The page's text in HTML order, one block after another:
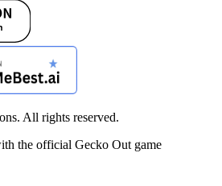
All rights reserved.
the official Gecko Out game